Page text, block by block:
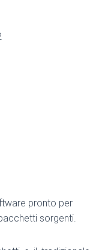
pronto per
sorgenti.